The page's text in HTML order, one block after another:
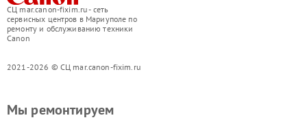
СЦ mar.canon-fixim.ru - сеть
сервисных центров в Мариуполе по
ремонту и обслуживанию техники
Canon
2021-2026 © СЦ mar.canon-fixim.ru
Мы ремонтируем